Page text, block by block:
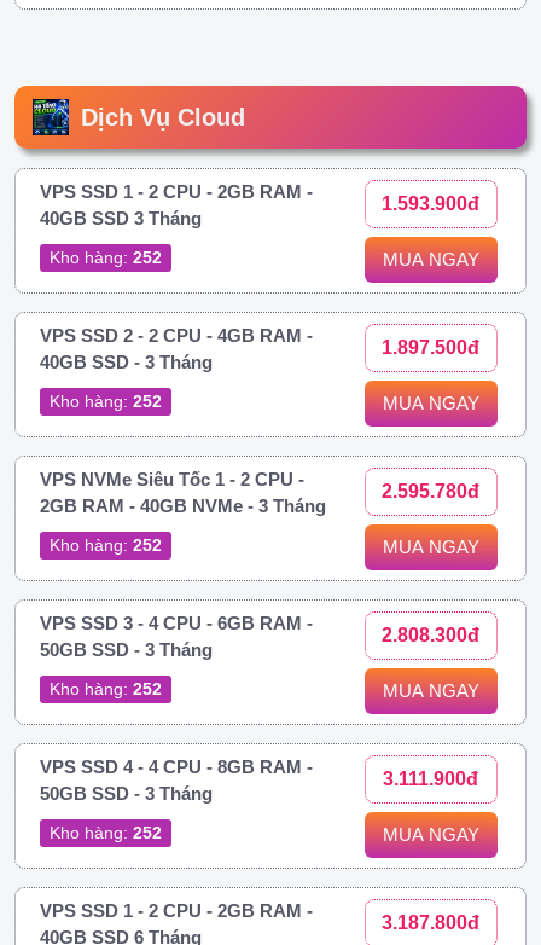
Dịch Vụ Cloud
VPS SSD 1 - 2 CPU - 2GB RAM -
40GB SSD 3 Tháng
Kho hàng: 252
1.593.900đ
MUA NGAY
VPS SSD 2 - 2 CPU - 4GB RAM -
40GB SSD - 3 Tháng
Kho hàng: 252
1.897.500đ
MUA NGAY
VPS NVMe Siêu Tốc 1 - 2 CPU -
2GB RAM - 40GB NVMe - 3 Tháng
Kho hàng: 252
2.595.780đ
MUA NGAY
VPS SSD 3 - 4 CPU - 6GB RAM -
50GB SSD - 3 Tháng
Kho hàng: 252
2.808.300đ
MUA NGAY
VPS SSD 4 - 4 CPU - 8GB RAM -
50GB SSD - 3 Tháng
Kho hàng: 252
3.111.900đ
MUA NGAY
VPS SSD 1 - 2 CPU - 2GB RAM -
40GB SSD 6 Tháng
3.187.800đ